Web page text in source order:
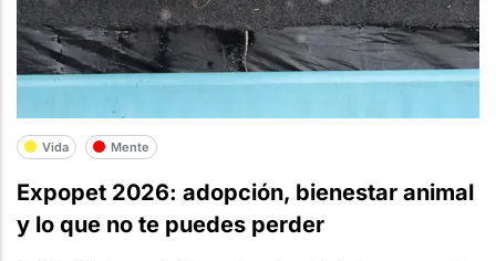
Vida Mente
Expopet 2026: adopción, bienestar animal
y lo que no te puedes perder